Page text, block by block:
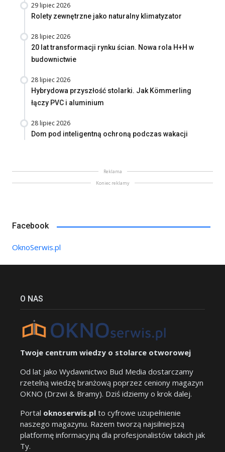
29 lipiec 2026
Rolety zewnętrzne jako naturalny klimatyzator
28 lipiec 2026
20 lat transformacji rynku ścian. Nowa rola H+H w
budownictwie
28 lipiec 2026
Hybrydowa przyszłość stolarki. Jak Kömmerling
łączy PVC i aluminium
28 lipiec 2026
Dom pod inteligentną ochroną podczas wakacji
Reklama
Koniec reklamy
Facebook
OknoSerwis.pl
O NAS
Twoje centrum wiedzy o stolarce otworowej
Od lat jako Wydawnictwo Bud Media dostarczamy
rzetelną wiedzę branżową poprzez ceniony magazyn
OKNO (Drzwi & Bramy). Dziś idziemy o krok dalej.
Portal oknoserwis.pl to cyfrowe uzupełnienie
naszego magazynu. Razem tworzą najsilniejszą
platformę informacyjną dla profesjonalistów takich jak
Ty.